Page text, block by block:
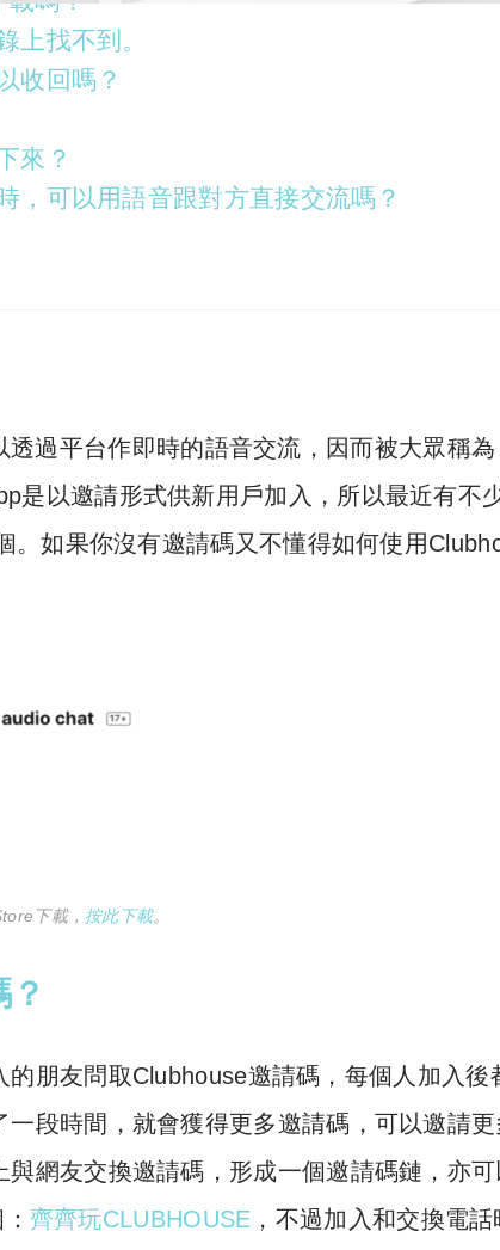
上找不到。
收回嗎？
來？
，可以用語音跟對方直接交流嗎？
過平台作即時的語音交流，因而被大眾稱為
是以邀請形式供新用戶加入，所以最近有不
。如果你沒有邀請碼又不懂得如何使用
下載， 按此下載。
朋友問取Clubhouse邀請碼，每個人加入後
段時間，就會獲得更多邀請碼，可以邀請
網友交換邀請碼，形成一個邀請碼鏈，亦
齊齊玩CLUBHOUSE ，不過加入和交換電